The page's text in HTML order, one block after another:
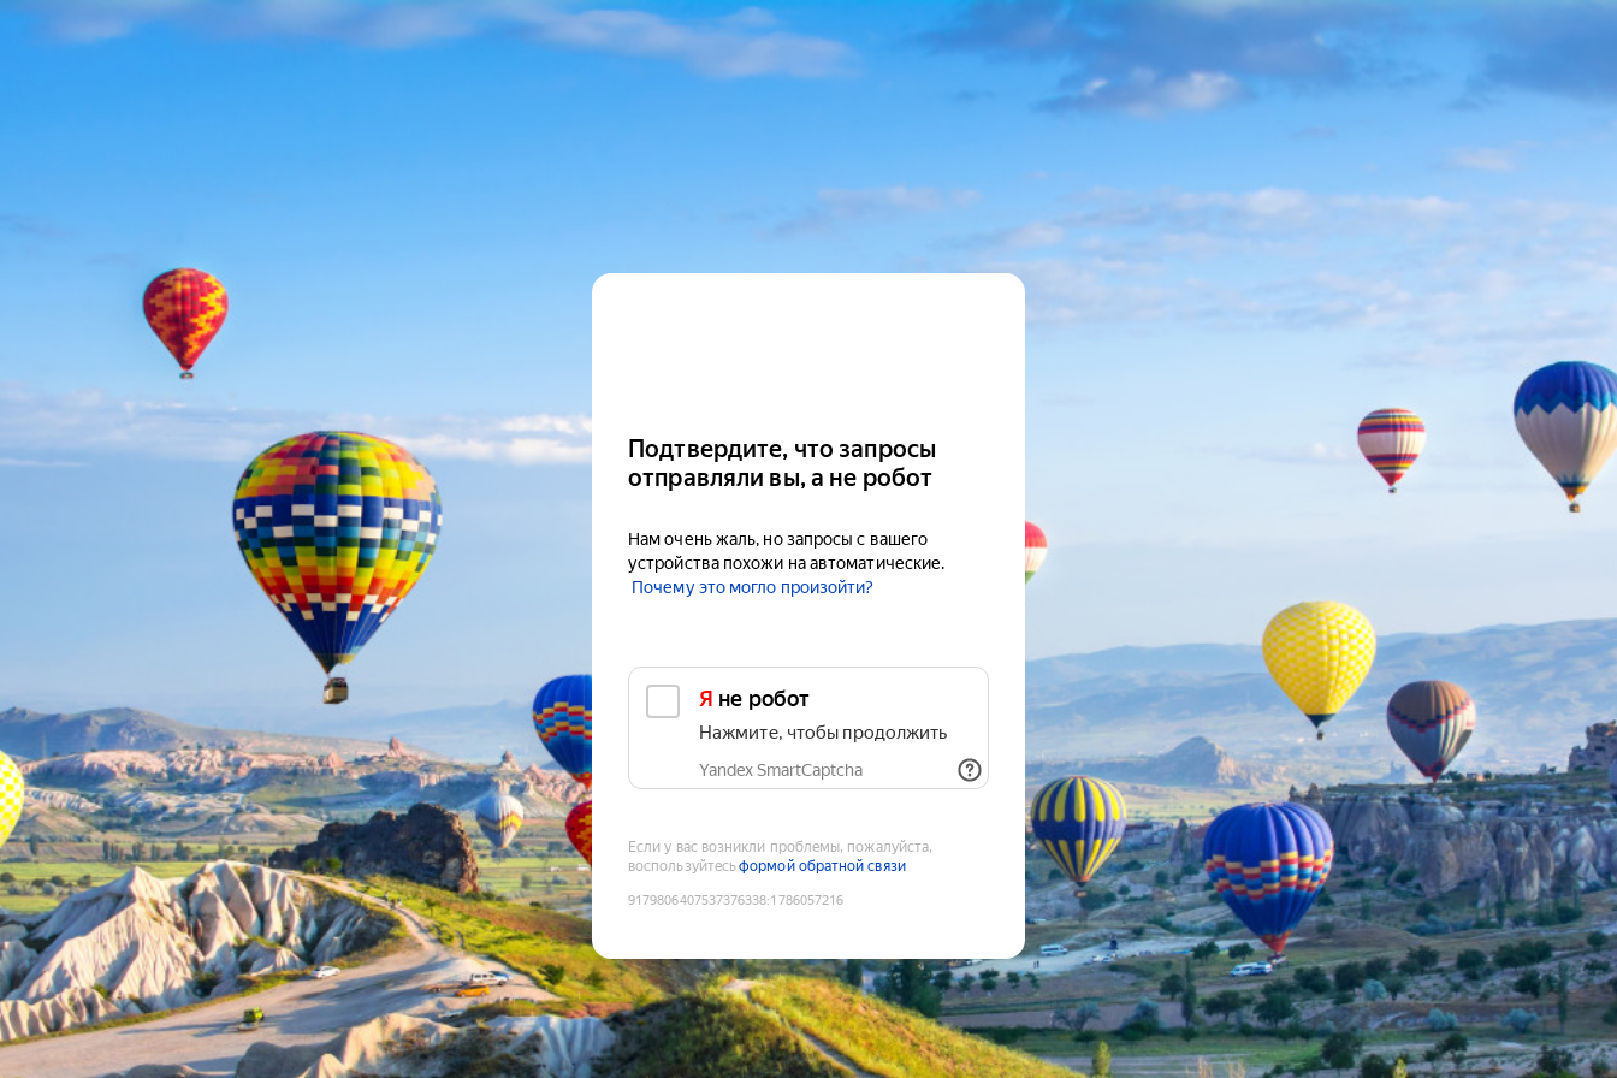
Подтвердите, что запросы
отправляли вы, а не робот
Нам очень жаль, но запросы с вашего
устройства похожи на автоматические.
Почему это могло произойти?
Я не робот
Нажмите, чтобы продолжить
Yandex SmartCaptcha
Если у вас возникли проблемы, пожалуйста,
воспользуйтесьформой обратной связи
9179806407537376338:1786057216